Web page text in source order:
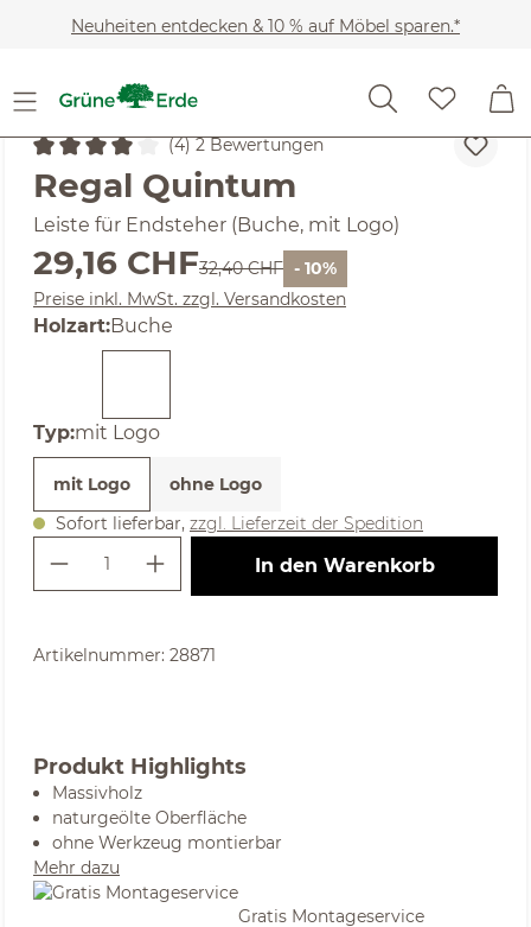
Zum Hauptinhalt springen
Neuheiten entdecken & 10 % auf Möbel sparen.*
SALE
Durchschnittliche Bewertung von 4 von 5 Sternen
(4) 2 Bewertungen
Regal Quintum
Leiste für Endsteher (Buche, mit Logo)
Verkaufspreis:
29,16 CHFRegulärer Preis:
32,40 CHF - 10%
Preise inkl. MwSt. zzgl. Versandkosten
Holzartauswählen
:Buche
Typauswählen
:mit Logo
mit Logo
ohne Logo
Sofort lieferbar, zzgl. Lieferzeit der Spedition
Produkt Anzahl: Gib den
In den Warenkorb
Artikelnummer: 28871
Produkt Highlights
Massivholz
naturgeölte Oberfläche
ohne Werkzeug montierbar
Mehr dazu
Gratis Montageservice